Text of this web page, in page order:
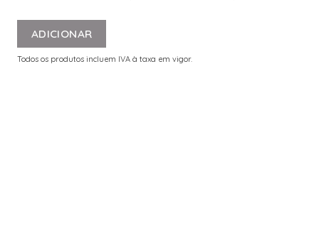
ADICIONAR
Todos os produtos incluem IVA à taxa em vigor.